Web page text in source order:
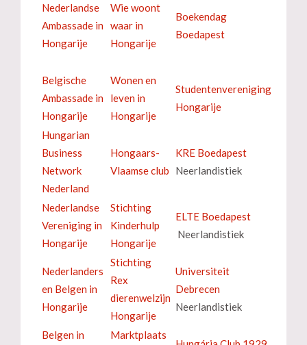
Nederlandse
Ambassade in
Hongarije
Wie woont
waar in
Hongarije
Boekendag
Boedapest
Belgische
Ambassade in
Hongarije
Wonen en
leven in
Hongarije
Studentenvereniging
Hongarije
Hungarian
Business
Network
Nederland
Hongaars-
Vlaamse club
KRE Boedapest
Neerlandistiek
Nederlandse
Vereniging in
Hongarije
Stichting
Kinderhulp
Hongarije
ELTE Boedapest
Neerlandistiek
Nederlanders
en Belgen in
Hongarije
Stichting
Rex
dierenwelzijn
Hongarije
Universiteit
Debrecen
Neerlandistiek
Belgen in Marktplaats